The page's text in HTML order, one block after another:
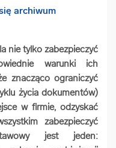
arrow_forward
arrow_forward
arrow_forward
nie tylko zabezpieczyć
warunki ich
znacząco ograniczyć
życia dokumentów)
w firmie, odzyskać
zabezpieczyć
jest jeden: